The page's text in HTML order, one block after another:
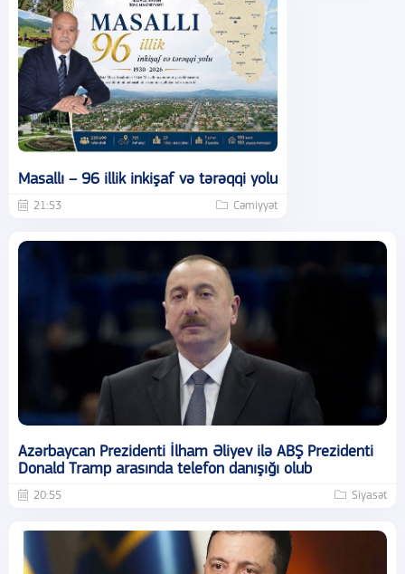
Masallı – 96 illik inkişaf və tərəqqi yolu
21:53 Cəmiyyət
Azərbaycan Prezidenti İlham Əliyev ilə ABŞ Prezidenti
Donald Tramp arasında telefon danışığı olub
20:55 Siyasət